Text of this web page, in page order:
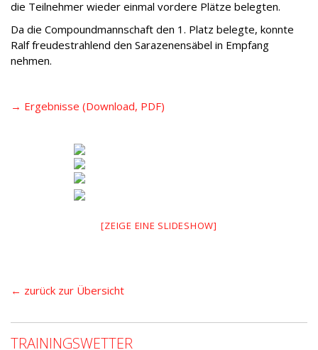
die Teilnehmer wieder einmal vordere Plätze belegten.
Da die Compoundmannschaft den 1. Platz belegte, konnte
Ralf freudestrahlend den Sarazenensäbel in Empfang
nehmen.
→ Ergebnisse (Download, PDF)
[ZEIGE EINE SLIDESHOW]
← zurück zur Übersicht
TRAININGSWETTER